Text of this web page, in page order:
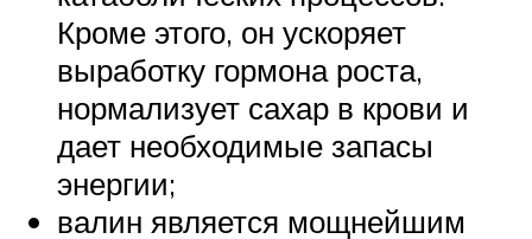
Кроме этого, он ускоряет
выработку гормона роста,
нормализует сахар в крови и
дает необходимые запасы
энергии;
валин является мощнейшим